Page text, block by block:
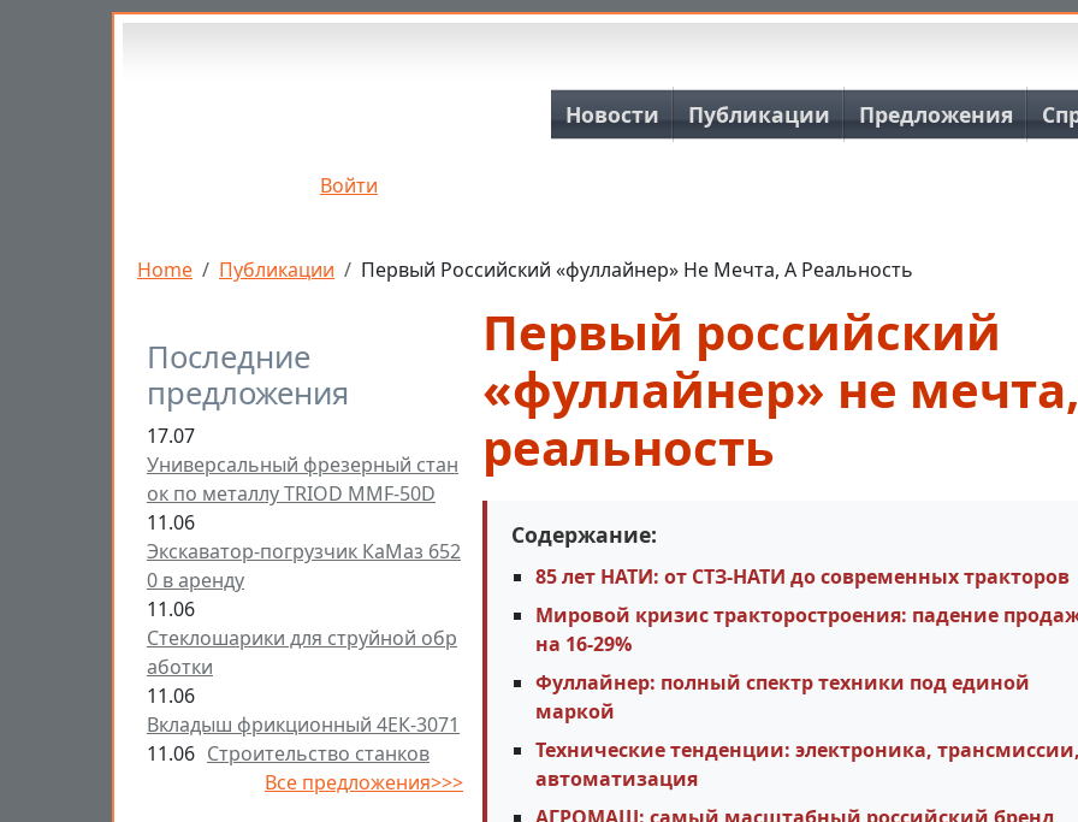
Перейти к основному содержанию
Войти
Основная навигация
Новости Публикации Предложения
Строка навигации
Home Публикации Первый Российский «фуллайнер» Не Мечта, А Реальность
Последние
предложения
17.07
Универсальный фрезерный стан
ок по металлу TRIOD MMF-50D
11.06
Экскаватор-погрузчик КаМаз 652
0 в аренду
11.06
Стеклошарики для струйной обр
аботки
11.06
Вкладыш фрикционный 4ЕК-3071
11.06 Строительство станков
Все предложения>>>
Первый российский
«фуллайнер» не
реальность
Содержание:
85 лет НАТИ: от СТЗ-НАТИ до современных тракторов
Мировой кризис тракторостроения: падение
на 16-29%
Фуллайнер: полный спектр техники под единой
маркой
Технические тенденции: электроника, трансмиссии,
автоматизация